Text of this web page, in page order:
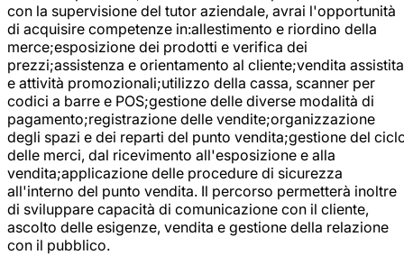
con la supervisione del tutor aziendale, avrai l'opportunità
di acquisire competenze in:allestimento e riordino della
merce;esposizione dei prodotti e verifica dei
prezzi;assistenza e orientamento al cliente;vendita assistita
e attività promozionali;utilizzo della cassa, scanner per
codici a barre e POS;gestione delle diverse modalità di
pagamento;registrazione delle vendite;organizzazione
degli spazi e dei reparti del punto vendita;gestione del
delle merci, dal ricevimento all'esposizione e alla
vendita;applicazione delle procedure di sicurezza
all'interno del punto vendita. Il percorso permetterà inoltre
di sviluppare capacità di comunicazione con il cliente,
ascolto delle esigenze, vendita e gestione della relazione
con il pubblico.